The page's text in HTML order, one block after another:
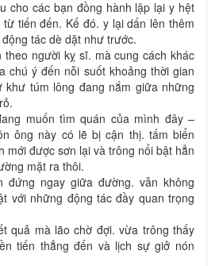
cho các bạn đồng hành lập lại y hệt
tiến đến. Kế đó. y lại dấn lên thêm
tác dè dặt như trước.
theo người kỵ sĩ. mà cung cách khác
chú ý đến nỗi suốt khoảng thời gian
túm lông đang nắm giữa những
muốn tìm quán của mình đây –
ông này có lẽ bị cận thị. tấm biển
mới được sơn lại và trông nổi bật hẳn
mặt ra thôi.
đứng ngay giữa đường. vẫn không
với những động tác đầy quan trọng
quả mà lão chờ đợi. vừa trông thấy
tiến thẳng đến và lịch sự giở nón